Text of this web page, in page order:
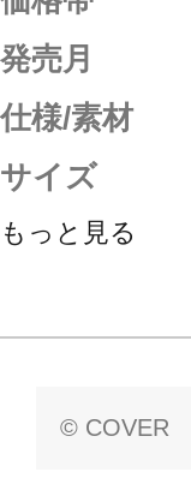
発売月
仕様/素材
サイズ
もっと見る
© COVER